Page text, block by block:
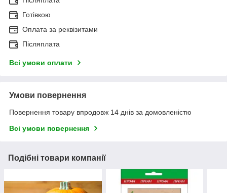
Готівкою
Оплата за реквізитами
Післяплата
Всі умови оплати
Умови повернення
Повернення товару впродовж 14 днів за домовленістю
Всі умови повернення
Подібні товари компанії